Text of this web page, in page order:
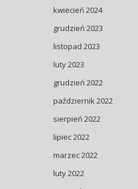
kwiecień 2024
grudzień 2023
listopad 2023
luty 2023
grudzień 2022
październik 2022
sierpień 2022
lipiec 2022
marzec 2022
luty 2022